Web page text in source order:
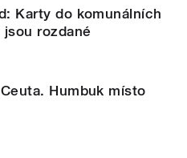
Karty do komunálních
rozdané
Humbuk místo